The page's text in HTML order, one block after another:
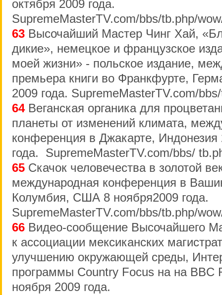
октября 2009 года.
SupremeMasterTV.com/bbs/tb.php/
63 Высочайший Мастер Чинг Хай,
дикие», немецкое и французское
моей жизни» - польское издание,
премьера книги во Франкфурте,
2009 года. SupremeMasterTV.com/
64Веганская органика для
планеты от изменений климата,
конференция в Джакарте, Индонезия
года. SupremeMasterTV.com/bbs/
65 Скачок человечества в золотой
международная конференция в
Колумбия, США 8 ноября2009 года.
SupremeMasterTV.com/bbs/tb.php/
66 Видео-сообщение Высочайшего
к ассоциации мексиканских
улучшению окружающей среды,
программы Country Focus на на BBC
ноября 2009 года.